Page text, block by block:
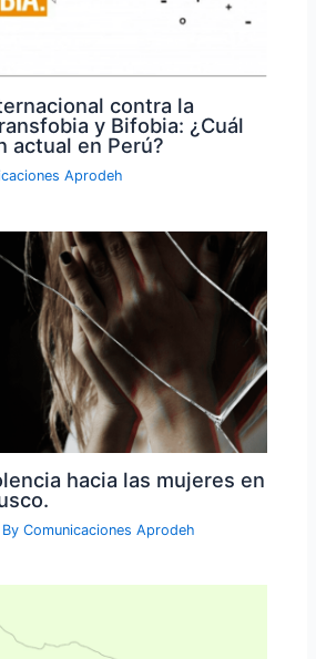
contra la
y Bifobia: ¿Cuál
actual en Perú?
Aprodeh
hacia las mujeres en
ByComunicaciones Aprodeh